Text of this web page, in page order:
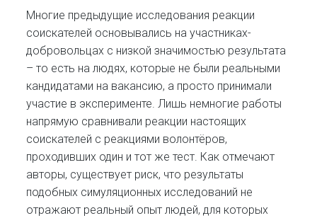
Многие предыдущие исследования реакции
соискателей основывались на участниках-
добровольцах с низкой значимостью результата
– то есть на людях, которые не были реальными
кандидатами на вакансию, а просто принимали
участие в эксперименте. Лишь немногие работы
напрямую сравнивали реакции настоящих
соискателей с реакциями волонтёров,
проходивших один и тот же тест. Как отмечают
авторы, существует риск, что результаты
подобных симуляционных исследований не
отражают реальный опыт людей, для которых